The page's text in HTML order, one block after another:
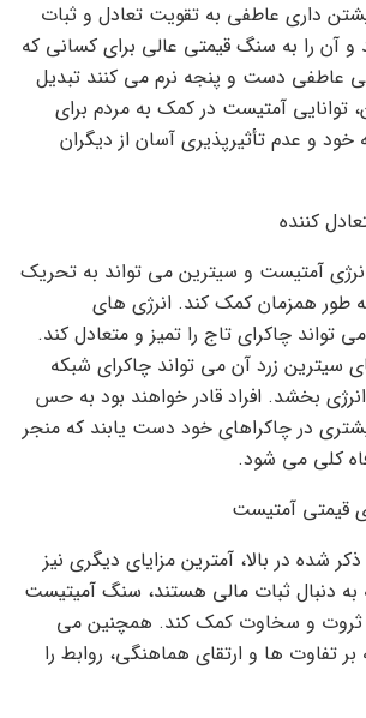
داری عاطفی به تقویت تعادل و ثبات
آن را به سنگ قیمتی عالی برای کسانی که
عاطفی دست و پنجه نرم می کنند تبدیل
توانایی آمتیست در کمک به مردم برای
خود و عدم تأثیرپذیری آسان از دیگران
کننده
آمتیست و سیترین می تواند به تحریک
طور همزمان کمک کند. انرژی های
چاکرای تاج را تمیز و متعادل کند.
سیترین زرد آن می تواند چاکرای شبکه
بخشد. افراد قادر خواهند بود به حس
در چاکراهای خود دست یابند که منجر
کلی می شود.
قیمتی آمتیست
ذکر شده در بالا، آمترین مزایای دیگری نیز
به دنبال ثبات مالی هستند، سنگ آمیتیست
ثروت و سخاوت کمک کند. همچنین می
بر تفاوت ها و ارتقای هماهنگی، روابط را